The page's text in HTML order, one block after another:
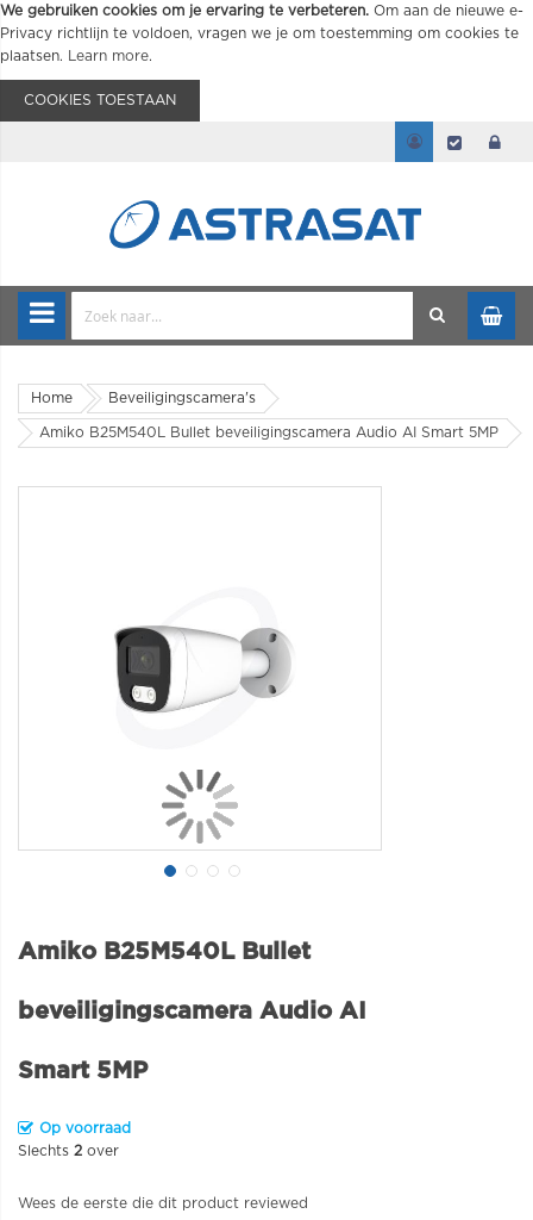
We gebruiken cookies om je ervaring te verbeteren. Om aan de nieuwe e-
Privacy richtlijn te voldoen, vragen we je om toestemming om cookies te
plaatsen.
Learn more.
COOKIES TOESTAAN
Home Beveiligingscamera's
Amiko B25M540L Bullet beveiligingscamera Audio AI Smart 5MP
Amiko B25M540L Bullet
beveiligingscamera Audio AI
Smart 5MP
Op voorraad
Slechts 2 over
Wees de eerste die dit product reviewed